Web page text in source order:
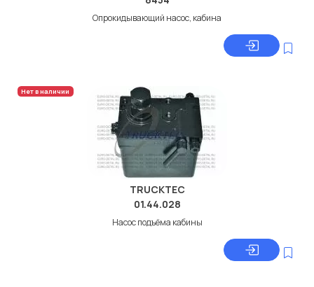
Опрокидывающий насос, кабина
Нет в наличии
TRUCKTEC
01.44.028
Насос подъёма кабины